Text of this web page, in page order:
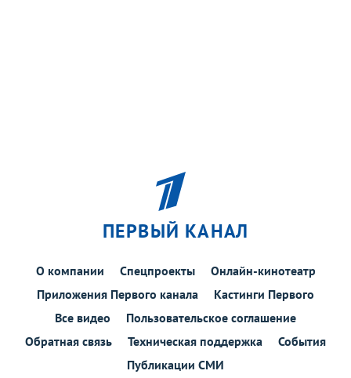
ПЕРВЫЙ КАНАЛ
О компании Спецпроекты
Онлайн-кинотеатр
Приложения Первого канала
Кастинги Первого
Все видео
Пользовательское соглашение
Обратная связь
Техническая поддержка
События
Публикации СМИ